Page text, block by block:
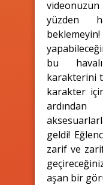
yüzden
bu
karakterini
karakter
ardından
geldi!
zarif ve
aşan bir